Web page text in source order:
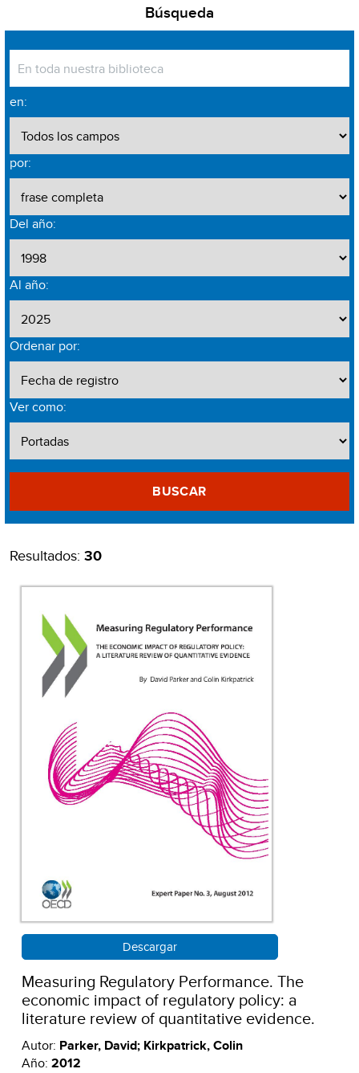
Búsqueda
en:
por:
Del año:
Al año:
Ordenar por:
Ver como:
BUSCAR
Resultados: 30
Descargar
Measuring Regulatory Performance. The
economic impact of regulatory policy: a
literature review of quantitative evidence.
Autor: Parker, David; Kirkpatrick, Colin
Año: 2012